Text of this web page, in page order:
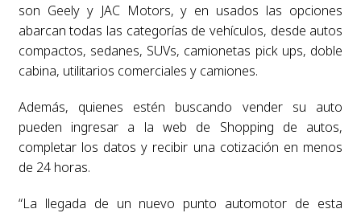
son Geely y JAC Motors, y en usados las opciones
abarcan todas las categorías de vehículos, desde autos
compactos, sedanes, SUVs, camionetas pick ups, doble
cabina, utilitarios comerciales y camiones.
Además, quienes estén buscando vender su auto
pueden ingresar a la web de Shopping de autos,
completar los datos y recibir una cotización en menos
de 24 horas.
“La llegada de un nuevo punto automotor de esta